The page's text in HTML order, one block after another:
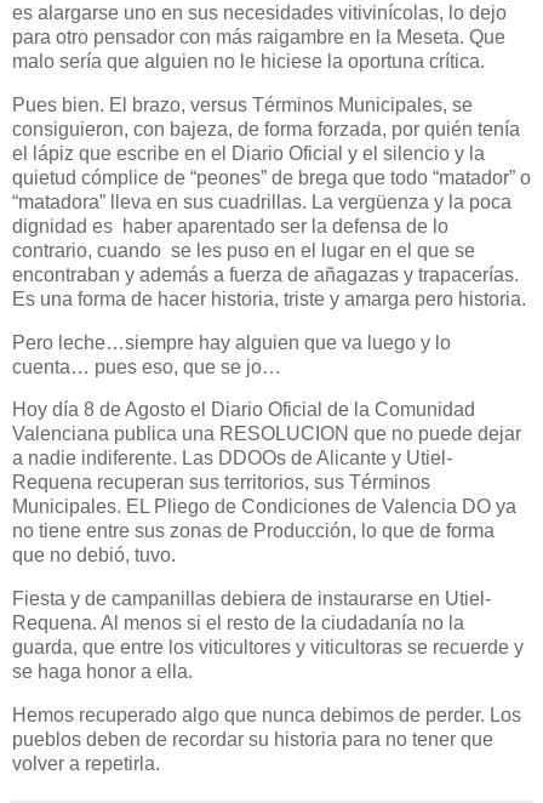
es alargarse uno en sus necesidades vitivinícolas, lo dejo
para otro pensador con más raigambre en la Meseta. Que
malo sería que alguien no le hiciese la oportuna crítica.
Pues bien. El brazo, versus Términos Municipales, se
consiguieron, con bajeza, de forma forzada, por quién tenía
el lápiz que escribe en el Diario Oficial y el silencio y la
quietud cómplice de “peones” de brega que todo “matador” o
“matadora” lleva en sus cuadrillas. La vergüenza y la poca
dignidad es haber aparentado ser la defensa de lo
contrario, cuando se les puso en el lugar en el que se
encontraban y además a fuerza de añagazas y trapacerías.
Es una forma de hacer historia, triste y amarga pero historia.
Pero leche…siempre hay alguien que va luego y lo
cuenta… pues eso, que se jo…
Hoy día 8 de Agosto el Diario Oficial de la Comunidad
Valenciana publica una RESOLUCION que no puede dejar
a nadie indiferente. Las DDOOs de Alicante y Utiel-
Requena recuperan sus territorios, sus Términos
Municipales. EL Pliego de Condiciones de Valencia DO ya
no tiene entre sus zonas de Producción, lo que de forma
que no debió, tuvo.
Fiesta y de campanillas debiera de instaurarse en Utiel-
Requena. Al menos si el resto de la ciudadanía no la
guarda, que entre los viticultores y viticultoras se recuerde y
se haga honor a ella.
Hemos recuperado algo que nunca debimos de perder. Los
pueblos deben de recordar su historia para no tener que
volver a repetirla.